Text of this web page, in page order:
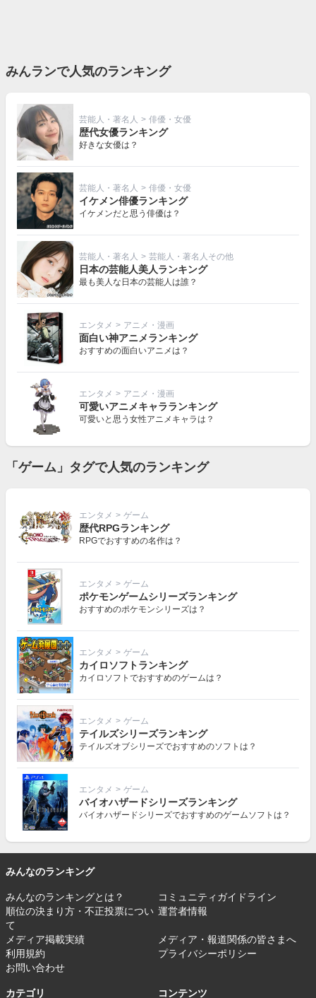
みんランで人気のランキング
芸能人・著名人 > 俳優・女優
歴代女優ランキング
好きな女優は？
芸能人・著名人 > 俳優・女優
イケメン俳優ランキング
イケメンだと思う俳優は？
芸能人・著名人 > 芸能人・著名人その他
日本の芸能人美人ランキング
最も美人な日本の芸能人は誰？
エンタメ > アニメ・漫画
面白い神アニメランキング
おすすめの面白いアニメは？
エンタメ > アニメ・漫画
可愛いアニメキャラランキング
可愛いと思う女性アニメキャラは？
「ゲーム」タグで人気のランキング
エンタメ > ゲーム
歴代RPGランキング
RPGでおすすめの名作は？
エンタメ > ゲーム
ポケモンゲームシリーズランキング
おすすめのポケモンシリーズは？
エンタメ > ゲーム
カイロソフトランキング
カイロソフトでおすすめのゲームは？
エンタメ > ゲーム
テイルズシリーズランキング
テイルズオブシリーズでおすすめのソフトは？
エンタメ > ゲーム
バイオハザードシリーズランキング
バイオハザードシリーズでおすすめのゲームソフトは？
みんなのランキング
みんなのランキングとは？
コミュニティガイドライン
順位の決まり方・不正投票につい
て
運営者情報
メディア掲載実績
メディア・報道関係の皆さまへ
利用規約
プライバシーポリシー
お問い合わせ
カテゴリ コンテンツ